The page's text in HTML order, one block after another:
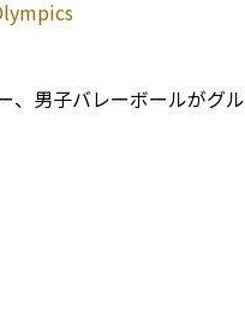
、男子バレーボールがグル